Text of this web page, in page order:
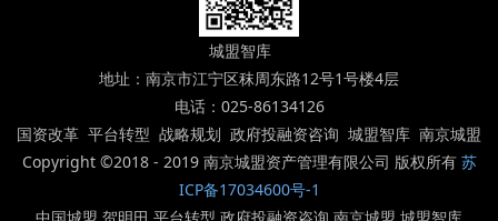
城盟智库
地址：南京市江宁区秣周东路12号1号楼4层
电话：025-86134126
国资改革 平台转型 战略规划 政府投融资咨询 城盟智库 南京城盟
Copyright ©2018 - 2019 南京城盟资产管理有限公司 版权所有 苏
ICP备17034600号-1